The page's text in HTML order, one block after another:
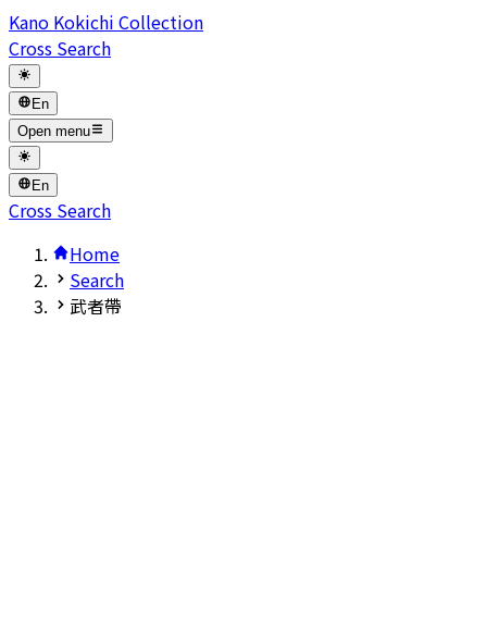
Kano Kokichi Collection
Cross Search
En
Open menu
En
Cross Search
Home
Search
武者帶